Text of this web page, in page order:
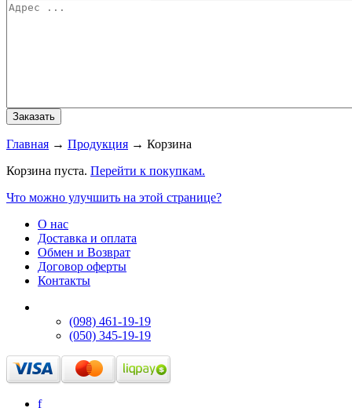
Главная → Продукция → Корзина
Корзина пуста. Перейти к покупкам.
Что можно улучшить на этой странице?
О нас
Доставка и оплата
Обмен и Возврат
Договор оферты
Контакты
(098) 461-19-19
(050) 345-19-19
f